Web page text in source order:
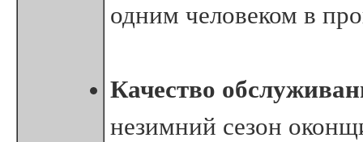
одним человеком в
Качество
незимний сезон